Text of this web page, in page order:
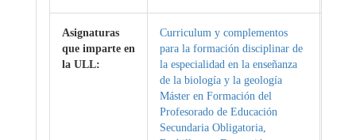
Asignaturas
que imparte en
la ULL:
Curriculum y complementos
para la formación disciplinar de
la especialidad en la enseñanza
de la biología y la geología
Máster en Formación del
Profesorado de Educación
Secundaria Obligatoria,